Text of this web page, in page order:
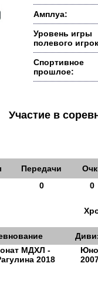
Амплуа:
Уровень игры
полевого
Спортивное
прошлое:
Участие в
Передачи
0 0
МДХЛ -
2018